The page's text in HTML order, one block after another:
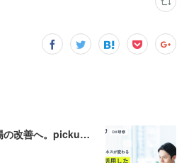
顧客の「生の声」を、現場の改善へ。pickupon、実践型「DX人材育成研修」の提供を開始